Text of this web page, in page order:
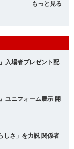
もっと見る
入場者プレゼント配
ユニフォーム展示 開
しさ」を力説 関係者